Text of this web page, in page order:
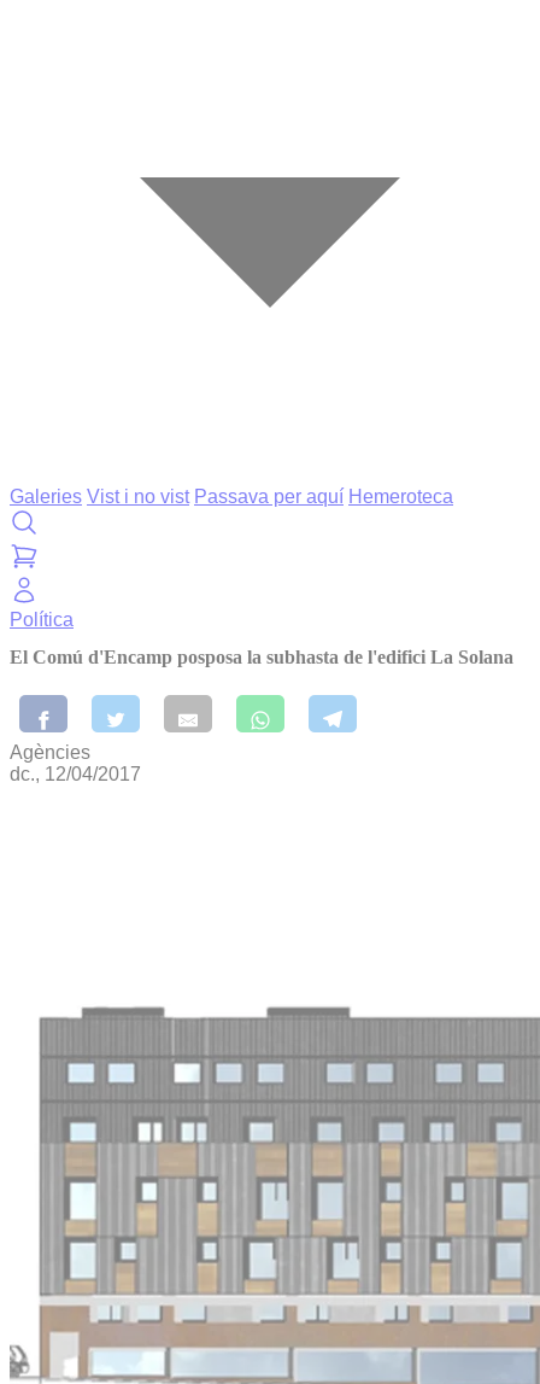
Galeries Vist i no vist Passava per aquí Hemeroteca
Política
El Comú d'Encamp posposa la subhasta de l'edifici La Solana
Agències
dc., 12/04/2017